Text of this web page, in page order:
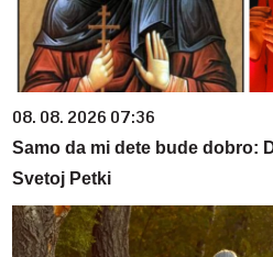
08. 08. 2026 07:36
Samo da mi dete bude dobro:
Svetoj Petki